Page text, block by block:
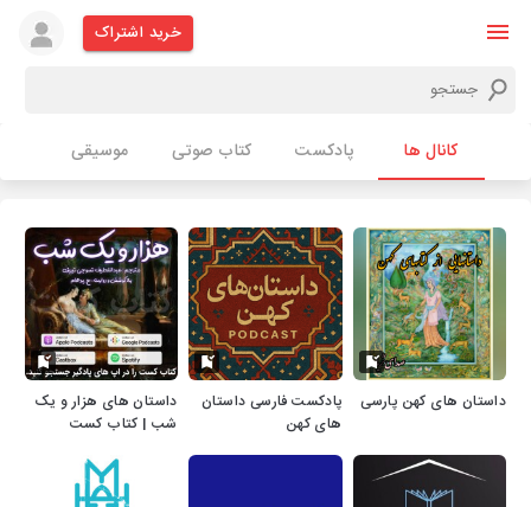
خرید اشتراک
کانال ها پادکست کتاب صوتی موسیقی
داستان های کهن پارسی
پادکست فارسی داستان
های کهن
داستان های هزار و یک
شب | کتاب کست